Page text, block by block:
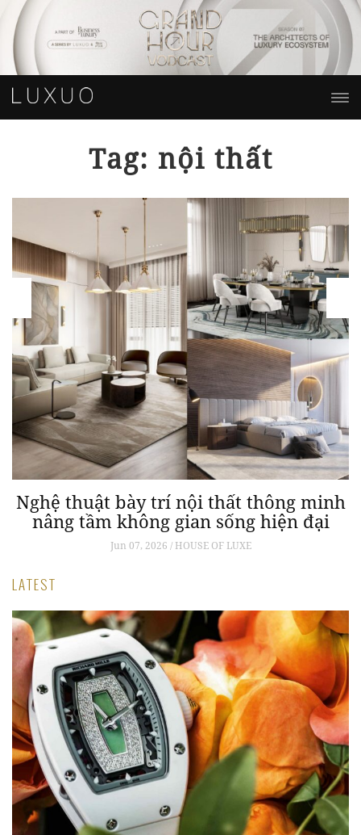
Tag: nội thất
Nghệ thuật bày trí nội thất thông minh
nâng tầm không gian sống hiện đại
Jun 07, 2026 / HOUSE OF LUXE
LATEST